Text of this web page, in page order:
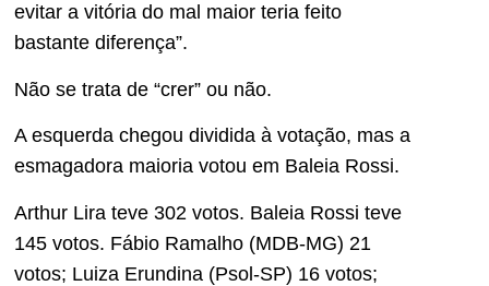
evitar a vitória do mal maior teria feito
bastante diferença”.
Não se trata de “crer” ou não.
A esquerda chegou dividida à votação, mas a
esmagadora maioria votou em Baleia Rossi.
Arthur Lira teve 302 votos. Baleia Rossi teve
145 votos. Fábio Ramalho (MDB-MG) 21
votos; Luiza Erundina (Psol-SP) 16 votos;